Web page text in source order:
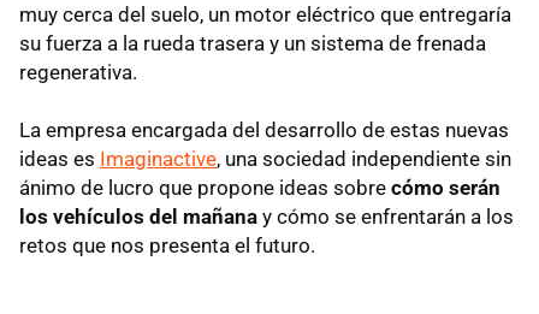
muy cerca del suelo, un motor eléctrico que entregaría
su fuerza a la rueda trasera y un sistema de frenada
regenerativa.
La empresa encargada del desarrollo de estas nuevas
ideas es Imaginactive, una sociedad independiente sin
ánimo de lucro que propone ideas sobre cómo serán
los vehículos del mañana y cómo se enfrentarán a los
retos que nos presenta el futuro.